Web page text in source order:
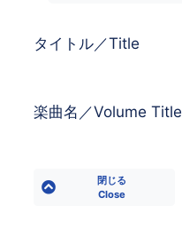
タイトル／Title
楽曲名／Volume Title
閉じる
Close